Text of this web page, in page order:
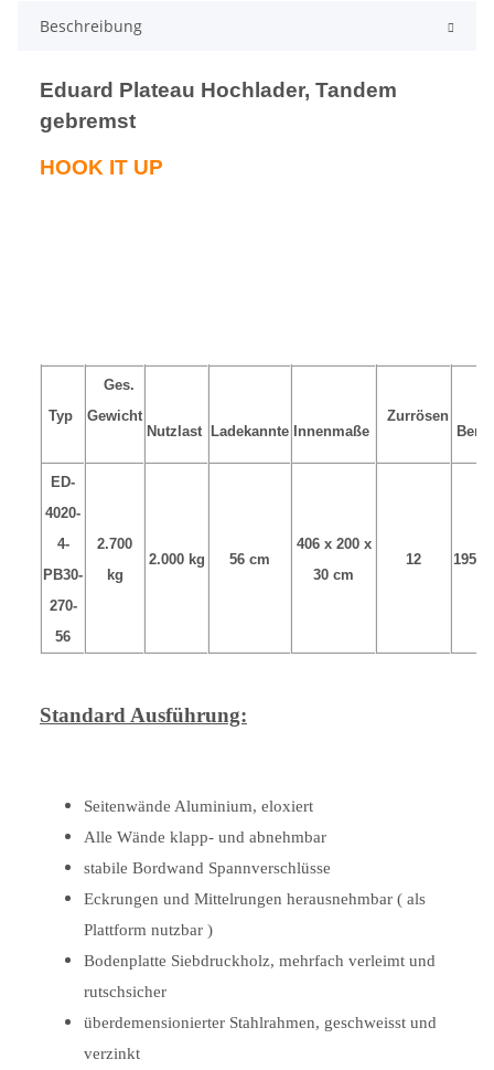
Beschreibung
Eduard Plateau Hochlader, Tandem
gebremst
HOOK IT UP
Typ
Ges.
Gewicht
Nutzlast
Ladekannte Innenmaße
Zurrösen
ED-
4020-
4-
PB30-
270-
56
2.700
kg
2.000 kg 56 cm
406 x 200 x
30 cm
12 195/
Standard Ausführung:
Seitenwände Aluminium, eloxiert
Alle Wände klapp- und abnehmbar
stabile Bordwand Spannverschlüsse
Eckrungen und Mittelrungen herausnehmbar ( als
Plattform nutzbar )
Bodenplatte Siebdruckholz, mehrfach verleimt und
rutschsicher
überdemensionierter Stahlrahmen, geschweisst und
verzinkt